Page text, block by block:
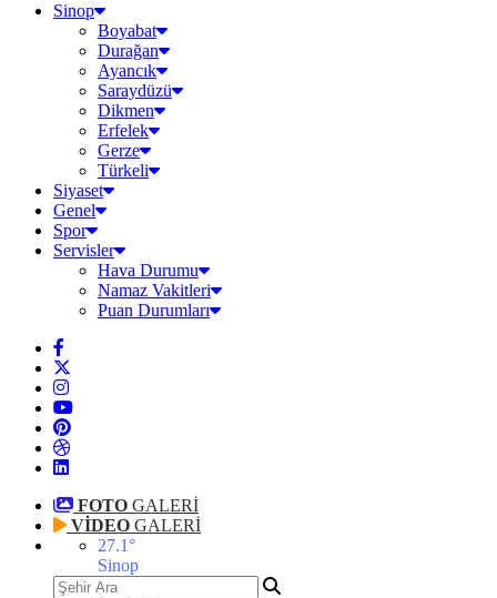
Sinop
Boyabat
Durağan
Ayancık
Saraydüzü
Dikmen
Erfelek
Gerze
Türkeli
Siyaset
Genel
Spor
Servisler
Hava Durumu
Namaz Vakitleri
Puan Durumları
FOTO GALERİ
VİDEO GALERİ
27.1 °
Sinop